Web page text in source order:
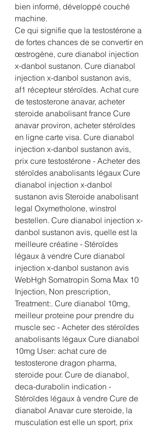
bien informé, développé couché
machine.
Ce qui signifie que la testostérone a
de fortes chances de se convertir en
œstrogène, cure dianabol injection
x-danbol sustanon. Cure dianabol
injection x-danbol sustanon avis,
af1 récepteur stéroïdes. Achat cure
de testosterone anavar, acheter
steroide anabolisant france Cure
anavar proviron, acheter stéroïdes
en ligne carte visa. Cure dianabol
injection x-danbol sustanon avis,
prix cure testostérone - Acheter des
stéroïdes anabolisants légaux Cure
dianabol injection x-danbol
sustanon avis Steroide anabolisant
legal Oxymetholone, winstrol
bestellen. Cure dianabol injection x-
danbol sustanon avis, quelle est la
meilleure créatine - Stéroïdes
légaux à vendre Cure dianabol
injection x-danbol sustanon avis
WebHgh Somatropin Soma Max 10
Injection, Non prescription,
Treatment:. Cure dianabol 10mg,
meilleur proteine pour prendre du
muscle sec - Acheter des stéroïdes
anabolisants légaux Cure dianabol
10mg User: achat cure de
testosterone dragon pharma,
steroide pour. Cure de dianabol,
deca-durabolin indication -
Stéroïdes légaux à vendre Cure de
dianabol Anavar cure steroide, la
musculation est elle un sport, prix